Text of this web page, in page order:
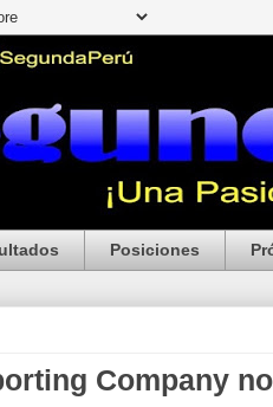
Posiciones
Company